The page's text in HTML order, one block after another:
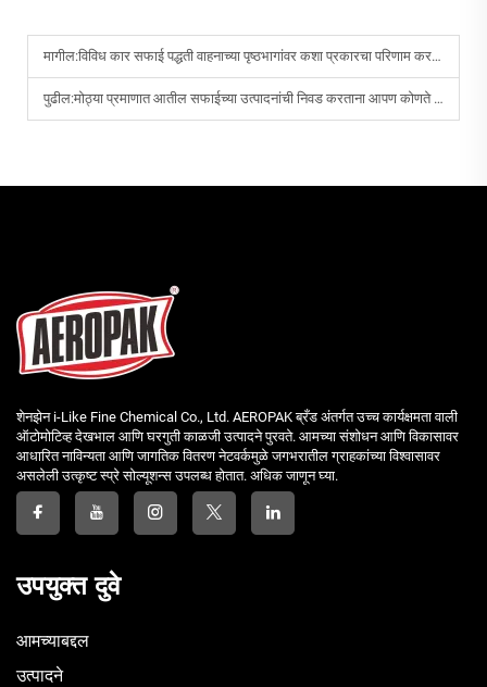
मागील:विविध कार सफाई पद्धती वाहनाच्या पृष्ठभागांवर कशा प्रकारचा परिणाम करतात?
पुढील:मोठ्या प्रमाणात आतील सफाईच्या उत्पादनांची निवड करताना आपण कोणते मुद्दे विचारात घेऊ शकता?
शेनझेन i-Like Fine Chemical Co., Ltd. AEROPAK ब्रँड अंतर्गत उच्च कार्यक्षमता वाली
ऑटोमोटिव्ह देखभाल आणि घरगुती काळजी उत्पादने पुरवते. आमच्या संशोधन आणि विकासावर
आधारित नाविन्यता आणि जागतिक वितरण नेटवर्कमुळे जगभरातील ग्राहकांच्या विश्वासावर
असलेली उत्कृष्ट स्प्रे सोल्यूशन्स उपलब्ध होतात. अधिक जाणून घ्या.
उपयुक्त दुवे
आमच्याबद्दल
उत्पादने